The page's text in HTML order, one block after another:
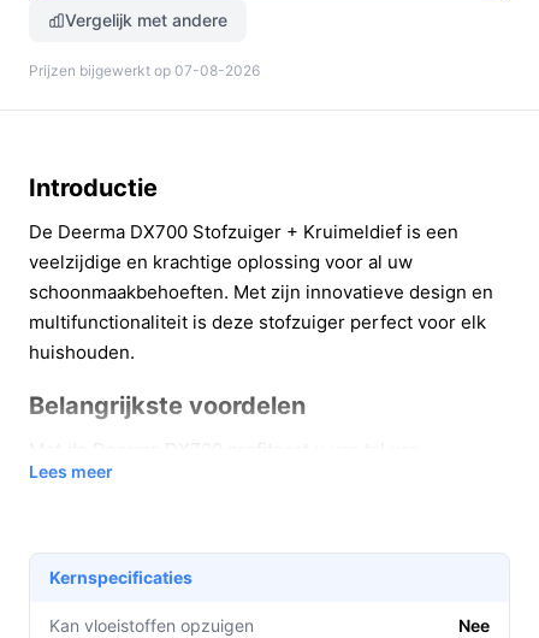
Vergelijk met andere
Prijzen bijgewerkt op 07-08-2026
Introductie
De Deerma DX700 Stofzuiger + Kruimeldief is een
veelzijdige en krachtige oplossing voor al uw
schoonmaakbehoeften. Met zijn innovatieve design en
multifunctionaliteit is deze stofzuiger perfect voor elk
huishouden.
Belangrijkste voordelen
praktische voordelen die het schoonmaken eenvoudiger
Krachtige zuigkracht:
125 airwatts kunt u zelfs hardnekkig vuil
Lees meer
Kernspecificaties
Kan vloeistoffen opzuigen Nee